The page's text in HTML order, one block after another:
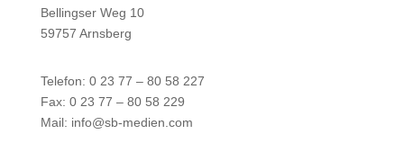
Bellingser Weg 10
59757 Arnsberg
Telefon: 0 23 77 – 80 58 227
Fax: 0 23 77 – 80 58 229
Mail: info@sb-medien.com